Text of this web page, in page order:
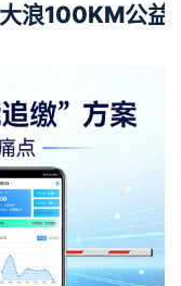
浪100KM公益